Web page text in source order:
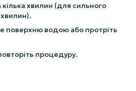
хвилин (для сильного
поверхню водою або протріть
процедуру.